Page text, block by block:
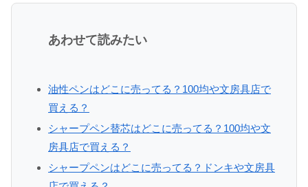
あわせて読みたい
油性ペンはどこに売ってる？100均や文房具店で
買える？
シャープペン替芯はどこに売ってる？100均や文
房具店で買える？
シャープペンはどこに売ってる？ドンキや文房具